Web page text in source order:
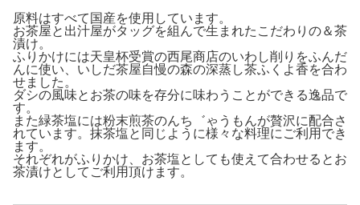
原料はすべて国産を使用しています。
お茶屋と出汁屋がタッグを組んで生まれたこだわりの＆茶
漬け。
ふりかけには天皇杯受賞の西尾商店のいわし削りをふんだ
んに使い、いしだ茶屋自慢の森の深蒸し茶ふくよ香を合わ
せました。
ダシの風味とお茶の味を存分に味わうことができる逸品で
す。
また緑茶塩には粉末煎茶のんち゛ゃうもんが贅沢に配合さ
れています。抹茶塩と同じように様々な料理にご利用でき
ます。
それぞれがふりかけ、お茶塩としても使えて合わせるとお
茶漬けとしてご利用頂けます。